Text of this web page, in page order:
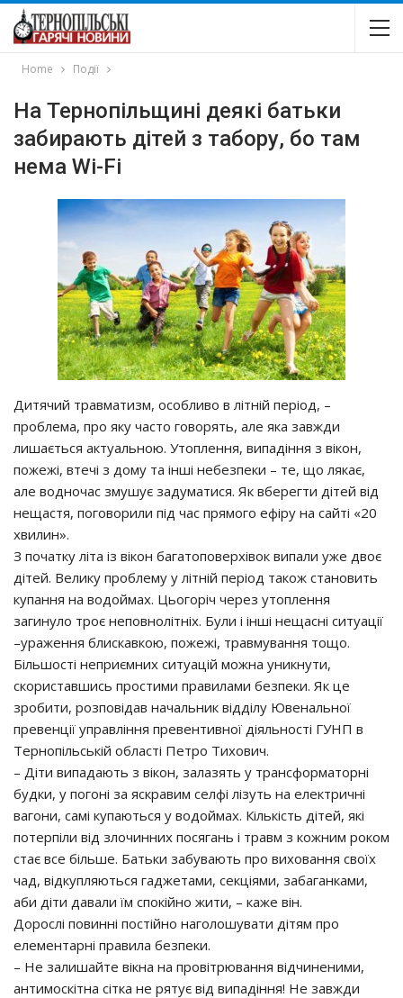
Home Події
На Тернопільщині деякі батьки
забирають дітей з табору, бо там
нема Wi-Fi
Дитячий травматизм, особливо в літній період, –
проблема, про яку часто говорять, але яка завжди
лишається актуальною. Утоплення, випадіння з вікон,
пожежі, втечі з дому та інші небезпеки – те, що лякає,
але водночас змушує задуматися. Як вберегти дітей від
нещастя, поговорили під час прямого ефіру на сайті «20
хвилин».
З початку літа із вікон багатоповерхівок випали уже двоє
дітей. Велику проблему у літній період також становить
купання на водоймах. Цьогоріч через утоплення
загинуло троє неповнолітніх. Були і інші нещасні ситуації
–ураження блискавкою, пожежі, травмування тощо.
Більшості неприємних ситуацій можна уникнути,
скориставшись простими правилами безпеки. Як це
зробити, розповідав начальник відділу Ювенальної
превенції управління превентивної діяльності ГУНП в
Тернопільській області Петро Тихович.
– Діти випадають з вікон, залазять у трансформаторні
будки, у погоні за яскравим селфі лізуть на електричні
вагони, самі купаються у водоймах. Кількість дітей, які
потерпіли від злочинних посягань і травм з кожним роком
стає все більше. Батьки забувають про виховання своїх
чад, відкупляються гаджетами, секціями, забаганками,
аби діти давали їм спокійно жити, – каже він.
Дорослі повинні постійно наголошувати дітям про
елементарні правила безпеки.
– Не залишайте вікна на провітрювання відчиненими,
антимоскітна сітка не рятує від випадіння! Не завжди